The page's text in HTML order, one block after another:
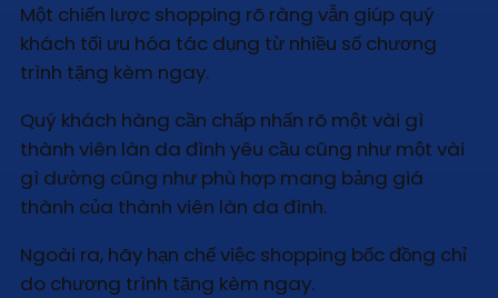
Một chiến lược shopping rõ ràng vẫn giúp quý
khách tối ưu hóa tác dụng từ nhiều số chương
trình tặng kèm ngay.
Quý khách hàng cần chấp nhấn rõ một vài gì
thành viên làn da đình yêu cầu cũng như một vài
gì dường cũng như phù hợp mang bảng giá
thành của thành viên làn da đình.
Ngoài ra, hãy hạn chế việc shopping bốc đồng chỉ
do chương trình tặng kèm ngay.